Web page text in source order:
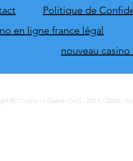
Politique de
en ligne france légal
nouveau
© Couple of Gamer CoG - 2018 / 2026 -